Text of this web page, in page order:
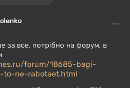
за все, потрібно на форум, в
forum/18685-bagi-
to-ne-rabotaet.html